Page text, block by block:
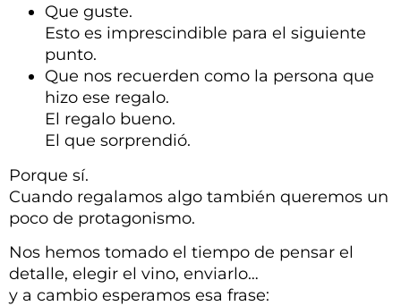
Que guste.
Esto es imprescindible para el siguiente
punto.
Que nos recuerden como la persona que
hizo ese regalo.
El regalo bueno.
El que sorprendió.
Porque sí.
Cuando regalamos algo también queremos un
poco de protagonismo.
Nos hemos tomado el tiempo de pensar el
detalle, elegir el vino, enviarlo…
y a cambio esperamos esa frase: